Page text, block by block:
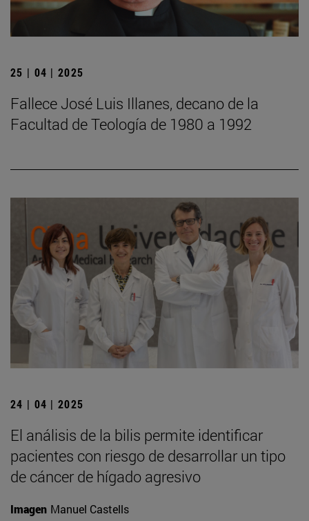
25 | 04 | 2025
Fallece José Luis Illanes, decano de la
Facultad de Teología de 1980 a 1992
24 | 04 | 2025
El análisis de la bilis permite identificar
pacientes con riesgo de desarrollar un tipo
de cáncer de hígado agresivo
Imagen Manuel Castells